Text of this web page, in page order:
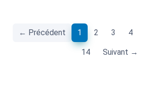
← Précédent 1 (current)
2 3 4
14 Suivant →